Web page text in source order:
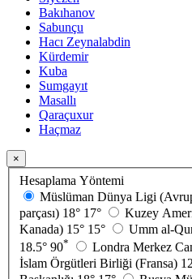
Bakıhanov
Sabunçu
Hacı Zeynalabdin
Kürdemir
Kuba
Sumgayıt
Masallı
Qaraçuxur
Haçmaz
×
Hesaplama Yöntemi
Müslüman Dünya Ligi
parçası) 18° 17°
Kuzey
Kanada) 15° 15°
Umm al-
18.5° 90* Londra Merkez
İslam Örgütleri Birliği (Fransa)